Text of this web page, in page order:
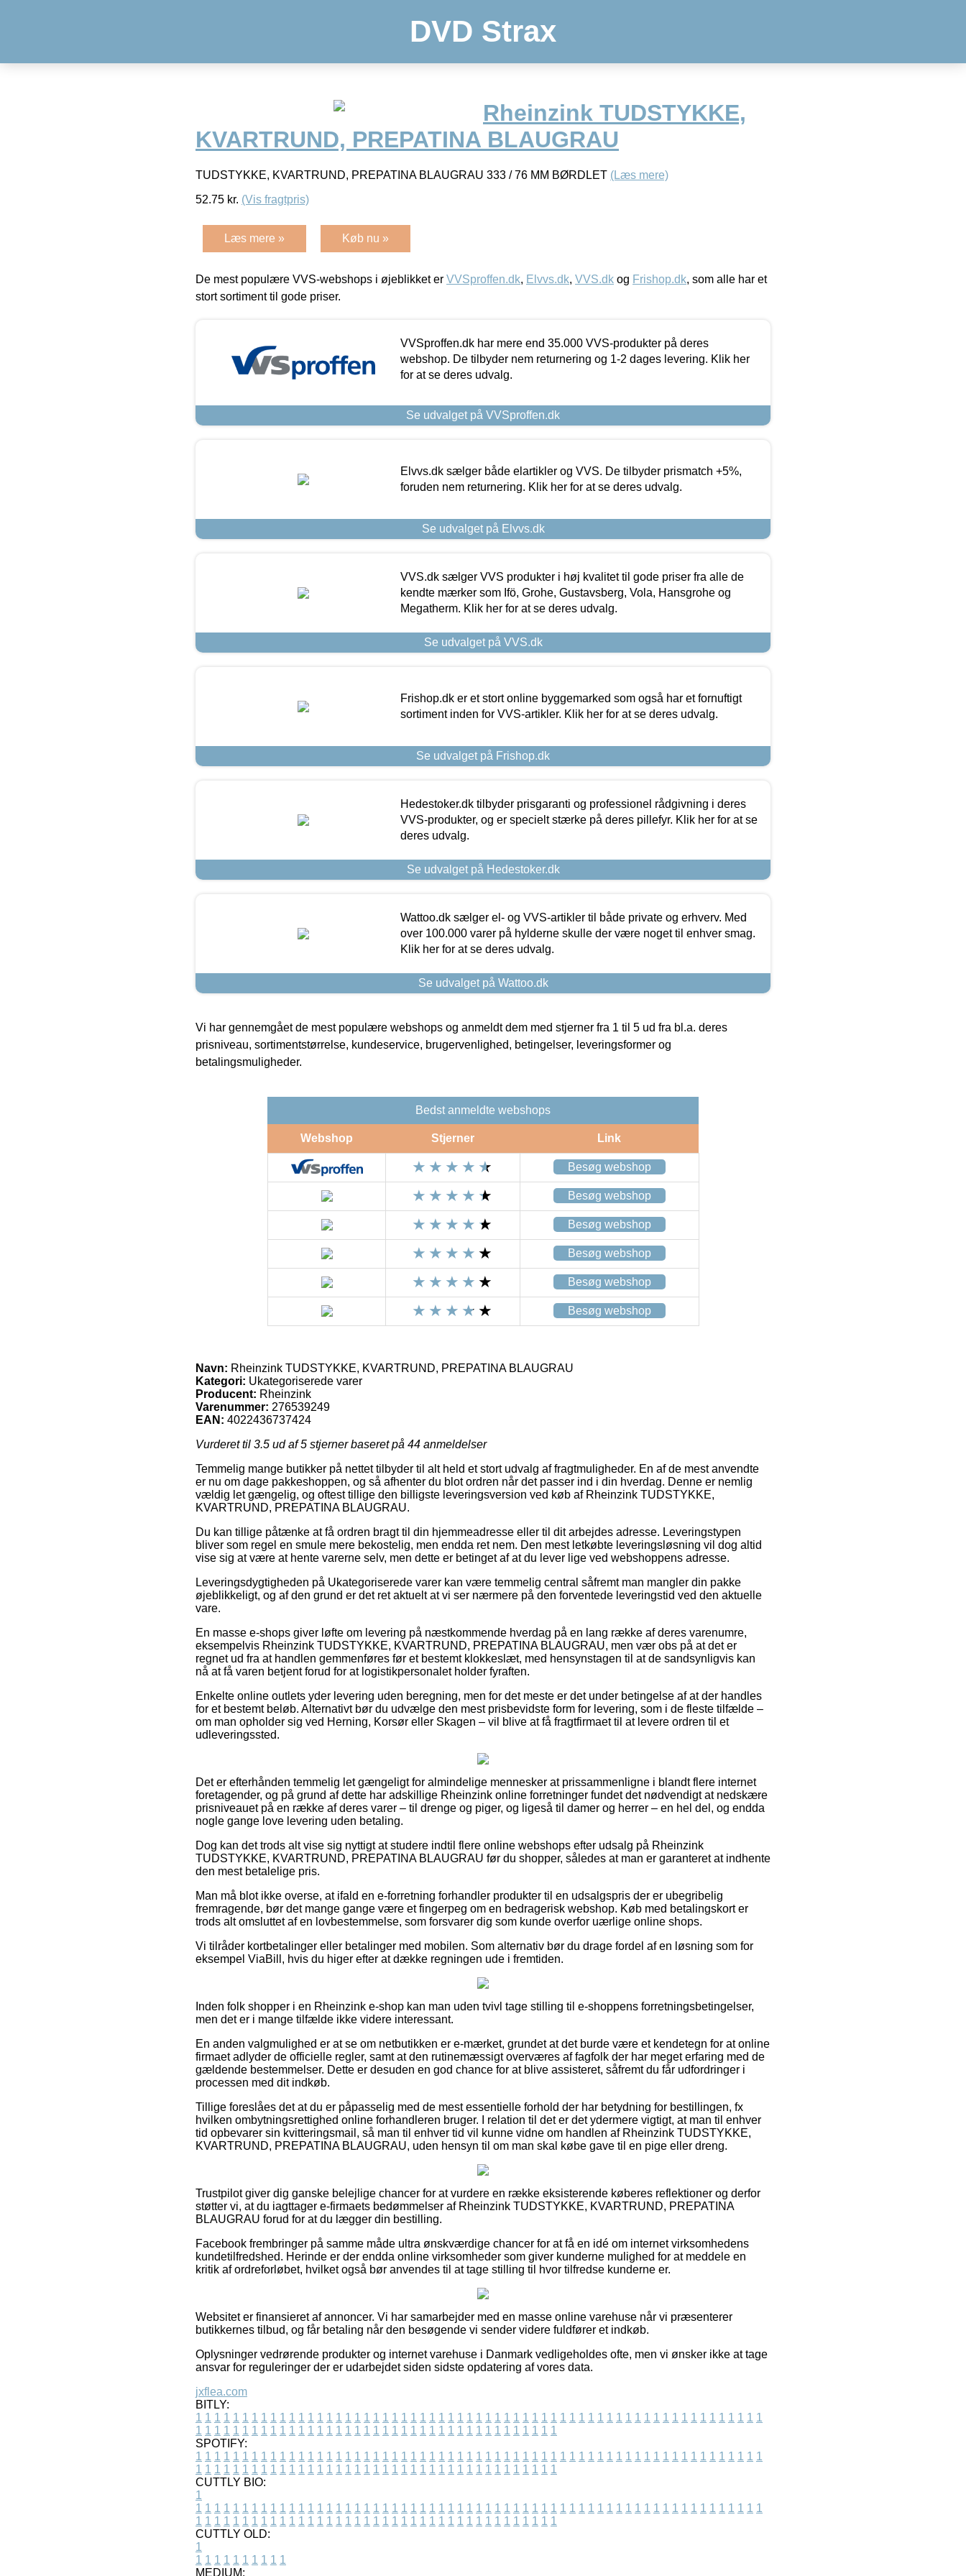
DVD Strax
Rheinzink TUDSTYKKE,
KVARTRUND, PREPATINA BLAUGRAU
TUDSTYKKE, KVARTRUND, PREPATINA BLAUGRAU 333 / 76 MM BØRDLET (Læs mere)
52.75 kr. (Vis fragtpris)
Læs mere » Køb nu »
De mest populære VVS-webshops i øjeblikket er VVSproffen.dk, Elvvs.dk, VVS.dk og Frishop.dk, som alle har et
stort sortiment til gode priser.
VVSproffen.dk har mere end 35.000 VVS-produkter på deres
webshop. De tilbyder nem returnering og 1-2 dages levering. Klik her
for at se deres udvalg.
Se udvalget på VVSproffen.dk
Elvvs.dk sælger både elartikler og VVS. De tilbyder prismatch +5%,
foruden nem returnering. Klik her for at se deres udvalg.
Se udvalget på Elvvs.dk
VVS.dk sælger VVS produkter i høj kvalitet til gode priser fra alle de
kendte mærker som Ifö, Grohe, Gustavsberg, Vola, Hansgrohe og
Megatherm. Klik her for at se deres udvalg.
Se udvalget på VVS.dk
Frishop.dk er et stort online byggemarked som også har et fornuftigt
sortiment inden for VVS-artikler. Klik her for at se deres udvalg.
Se udvalget på Frishop.dk
Hedestoker.dk tilbyder prisgaranti og professionel rådgivning i deres
VVS-produkter, og er specielt stærke på deres pillefyr. Klik her for at se
deres udvalg.
Se udvalget på Hedestoker.dk
Wattoo.dk sælger el- og VVS-artikler til både private og erhverv. Med
over 100.000 varer på hylderne skulle der være noget til enhver smag.
Klik her for at se deres udvalg.
Se udvalget på Wattoo.dk
Vi har gennemgået de mest populære webshops og anmeldt dem med stjerner fra 1 til 5 ud fra bl.a. deres
prisniveau, sortimentstørrelse, kundeservice, brugervenlighed, betingelser, leveringsformer og
betalingsmuligheder.
Bedst anmeldte webshops
Webshop Stjerner Link
Besøg webshop
Besøg webshop
Besøg webshop
Besøg webshop
Besøg webshop
Besøg webshop
Navn: Rheinzink TUDSTYKKE, KVARTRUND, PREPATINA BLAUGRAU
Kategori: Ukategoriserede varer
Producent: Rheinzink
Varenummer: 276539249
EAN: 4022436737424
Vurderet til 3.5 ud af 5 stjerner baseret på 44 anmeldelser
Temmelig mange butikker på nettet tilbyder til alt held et stort udvalg af fragtmuligheder. En af de mest anvendte
er nu om dage pakkeshoppen, og så afhenter du blot ordren når det passer ind i din hverdag. Denne er nemlig
vældig let gængelig, og oftest tillige den billigste leveringsversion ved køb af Rheinzink TUDSTYKKE,
KVARTRUND, PREPATINA BLAUGRAU.
Du kan tillige påtænke at få ordren bragt til din hjemmeadresse eller til dit arbejdes adresse. Leveringstypen
bliver som regel en smule mere bekostelig, men endda ret nem. Den mest letkøbte leveringsløsning vil dog altid
vise sig at være at hente varerne selv, men dette er betinget af at du lever lige ved webshoppens adresse.
Leveringsdygtigheden på Ukategoriserede varer kan være temmelig central såfremt man mangler din pakke
øjeblikkeligt, og af den grund er det ret aktuelt at vi ser nærmere på den forventede leveringstid ved den aktuelle
vare.
En masse e-shops giver løfte om levering på næstkommende hverdag på en lang række af deres varenumre,
eksempelvis Rheinzink TUDSTYKKE, KVARTRUND, PREPATINA BLAUGRAU, men vær obs på at det er
regnet ud fra at handlen gemmenføres før et bestemt klokkeslæt, med hensynstagen til at de sandsynligvis kan
nå at få varen betjent forud for at logistikpersonalet holder fyraften.
Enkelte online outlets yder levering uden beregning, men for det meste er det under betingelse af at der handles
for et bestemt beløb. Alternativt bør du udvælge den mest prisbevidste form for levering, som i de fleste tilfælde –
om man opholder sig ved Herning, Korsør eller Skagen – vil blive at få fragtfirmaet til at levere ordren til et
udleveringssted.
Det er efterhånden temmelig let gængeligt for almindelige mennesker at prissammenligne i blandt flere internet
foretagender, og på grund af dette har adskillige Rheinzink online forretninger fundet det nødvendigt at nedskære
prisniveauet på en række af deres varer – til drenge og piger, og ligeså til damer og herrer – en hel del, og endda
nogle gange love levering uden betaling.
Dog kan det trods alt vise sig nyttigt at studere indtil flere online webshops efter udsalg på Rheinzink
TUDSTYKKE, KVARTRUND, PREPATINA BLAUGRAU før du shopper, således at man er garanteret at indhente
den mest betalelige pris.
Man må blot ikke overse, at ifald en e-forretning forhandler produkter til en udsalgspris der er ubegribelig
fremragende, bør det mange gange være et fingerpeg om en bedragerisk webshop. Køb med betalingskort er
trods alt omsluttet af en lovbestemmelse, som forsvarer dig som kunde overfor uærlige online shops.
Vi tilråder kortbetalinger eller betalinger med mobilen. Som alternativ bør du drage fordel af en løsning som for
eksempel ViaBill, hvis du higer efter at dække regningen ude i fremtiden.
Inden folk shopper i en Rheinzink e-shop kan man uden tvivl tage stilling til e-shoppens forretningsbetingelser,
men det er i mange tilfælde ikke videre interessant.
En anden valgmulighed er at se om netbutikken er e-mærket, grundet at det burde være et kendetegn for at online
firmaet adlyder de officielle regler, samt at den rutinemæssigt overværes af fagfolk der har meget erfaring med de
gældende bestemmelser. Dette er desuden en god chance for at blive assisteret, såfremt du får udfordringer i
processen med dit indkøb.
Tillige foreslåes det at du er påpasselig med de mest essentielle forhold der har betydning for bestillingen, fx
hvilken ombytningsrettighed online forhandleren bruger. I relation til det er det ydermere vigtigt, at man til enhver
tid opbevarer sin kvitteringsmail, så man til enhver tid vil kunne vidne om handlen af Rheinzink TUDSTYKKE,
KVARTRUND, PREPATINA BLAUGRAU, uden hensyn til om man skal købe gave til en pige eller dreng.
Trustpilot giver dig ganske belejlige chancer for at vurdere en række eksisterende køberes reflektioner og derfor
støtter vi, at du iagttager e-firmaets bedømmelser af Rheinzink TUDSTYKKE, KVARTRUND, PREPATINA
BLAUGRAU forud for at du lægger din bestilling.
Facebook frembringer på samme måde ultra ønskværdige chancer for at få en idé om internet virksomhedens
kundetilfredshed. Herinde er der endda online virksomheder som giver kunderne mulighed for at meddele en
kritik af ordreforløbet, hvilket også bør anvendes til at tage stilling til hvor tilfredse kunderne er.
Websitet er finansieret af annoncer. Vi har samarbejder med en masse online varehuse når vi præsenterer
butikkernes tilbud, og får betaling når den besøgende vi sender videre fuldfører et indkøb.
Oplysninger vedrørende produkter og internet varehuse i Danmark vedligeholdes ofte, men vi ønsker ikke at tage
ansvar for reguleringer der er udarbejdet siden sidste opdatering af vores data.
jxflea.com
BITLY:
1 1 1 1 1 1 1 1 1 1 1 1 1 1 1 1 1 1 1 1 1 1 1 1 1 1 1 1 1 1 1 1 1 1 1 1 1 1 1 1 1 1 1 1 1 1 1 1 1 1 1 1 1 1 1 1 1 1 1 1 1
1 1 1 1 1 1 1 1 1 1 1 1 1 1 1 1 1 1 1 1 1 1 1 1 1 1 1 1 1 1 1 1 1 1 1 1 1 1 1
SPOTIFY:
1 1 1 1 1 1 1 1 1 1 1 1 1 1 1 1 1 1 1 1 1 1 1 1 1 1 1 1 1 1 1 1 1 1 1 1 1 1 1 1 1 1 1 1 1 1 1 1 1 1 1 1 1 1 1 1 1 1 1 1 1
1 1 1 1 1 1 1 1 1 1 1 1 1 1 1 1 1 1 1 1 1 1 1 1 1 1 1 1 1 1 1 1 1 1 1 1 1 1 1
CUTTLY BIO:
1
1 1 1 1 1 1 1 1 1 1 1 1 1 1 1 1 1 1 1 1 1 1 1 1 1 1 1 1 1 1 1 1 1 1 1 1 1 1 1 1 1 1 1 1 1 1 1 1 1 1 1 1 1 1 1 1 1 1 1 1 1
1 1 1 1 1 1 1 1 1 1 1 1 1 1 1 1 1 1 1 1 1 1 1 1 1 1 1 1 1 1 1 1 1 1 1 1 1 1 1
CUTTLY OLD:
1
1 1 1 1 1 1 1 1 1 1
MEDIUM: